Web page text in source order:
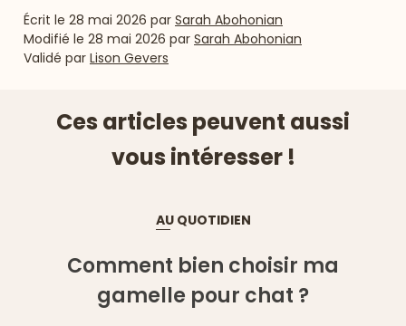
Écrit le 28 mai 2026 par Sarah Abohonian
Modifié le 28 mai 2026 par Sarah Abohonian
Validé par Lison Gevers
Ces articles peuvent aussi
vous intéresser !
AU QUOTIDIEN
Comment bien choisir ma
gamelle pour chat ?